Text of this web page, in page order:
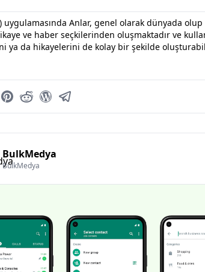
uygulamasında Anlar, genel olarak dünyada
ve haber seçkilerinden oluşmaktadır ve
ya da hikayelerini de kolay bir şekilde
BulkMedya
BulkMedya